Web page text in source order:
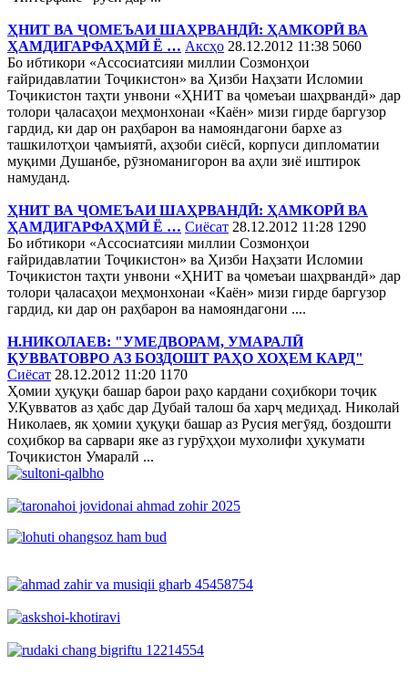
ҲНИТ ВА ҶОМЕЪАИ ШАҲРВАНДӢ: ҲАМКОРӢ ВА
ҲАМДИГАРФАҲМӢ Ё … Аксҳо 28.12.2012 11:38 5060
Бо ибтикори «Ассосиатсияи миллии Созмонҳои
ғайридавлатии Тоҷикистон» ва Ҳизби Наҳзати Исломии
Тоҷикистон таҳти унвони «ҲНИТ ва ҷомеъаи шаҳрвандӣ» дар
толори ҷаласаҳои меҳмонхонаи «Каён» мизи гирде баргузор
гардид, ки дар он раҳбарон ва намояндагони бархе аз
ташкилотҳои ҷамъиятӣ, аҳзоби сиёсӣ, корпуси дипломатии
муқими Душанбе, рӯзноманигорон ва аҳли зиё иштирок
намуданд.
ҲНИТ ВА ҶОМЕЪАИ ШАҲРВАНДӢ: ҲАМКОРӢ ВА
ҲАМДИГАРФАҲМӢ Ё … Сиёсат 28.12.2012 11:28 1290
Бо ибтикори «Ассосиатсияи миллии Созмонҳои
ғайридавлатии Тоҷикистон» ва Ҳизби Наҳзати Исломии
Тоҷикистон таҳти унвони «ҲНИТ ва ҷомеъаи шаҳрвандӣ» дар
толори ҷаласаҳои меҳмонхонаи «Каён» мизи гирде баргузор
гардид, ки дар он раҳбарон ва намояндагони ....
Н.НИКОЛАЕВ: "УМЕДВОРАМ, УМАРАЛӢ
ҚУВВАТОВРО АЗ БОЗДОШТ РАҲО ХОҲЕМ КАРД"
Сиёсат 28.12.2012 11:20 1170
Ҳомии ҳуқуқи башар барои раҳо кардани соҳибкори тоҷик
У.Қувватов аз ҳабс дар Дубай талош ба харҷ медиҳад. Николай
Николаев, як ҳомии ҳуқуқи башар аз Русия мегӯяд, боздошти
соҳибкор ва сарвари яке аз гурӯҳҳои мухолифи ҳукумати
Тоҷикистон Умаралӣ ...